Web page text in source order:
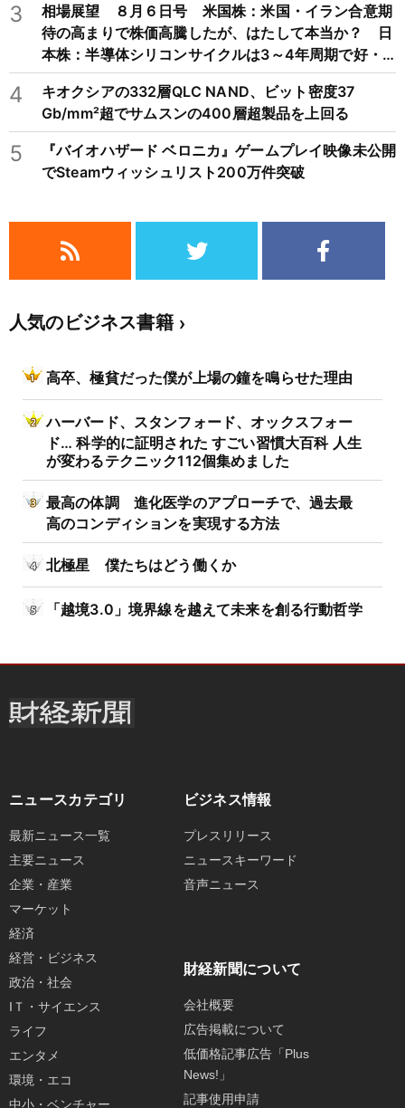
3
相場展望 ８月６日号 米国株：米国・イラン合意期
待の高まりで株価高騰したが、はたして本当か？ 日
本株：半導体シリコンサイクルは3～4年周期で好・
不況を繰り返すため注意
4
キオクシアの332層QLC NAND、ビット密度37
Gb/mm²超でサムスンの400層超製品を上回る
5
『バイオハザード ベロニカ』ゲームプレイ映像未公開
でSteamウィッシュリスト200万件突破
人気のビジネス書籍
高卒、極貧だった僕が上場の鐘を鳴らせた理由
ハーバード、スタンフォード、オックスフォー
ド… 科学的に証明された すごい習慣大百科 人生
が変わるテクニック112個集めました
最高の体調 進化医学のアプローチで、過去最
高のコンディションを実現する方法
北極星 僕たちはどう働くか
「越境3.0」境界線を越えて未来を創る行動哲学
ニュースカテゴリ
最新ニュース一覧
主要ニュース
企業・産業
マーケット
経済
経営・ビジネス
政治・社会
IＴ・サイエンス
ライフ
エンタメ
環境・エコ
中小・ベンチャー
ビジネス情報
プレスリリース
ニュースキーワード
音声ニュース
財経新聞について
会社概要
広告掲載について
低価格記事広告「Plus
News!」
記事使用申請